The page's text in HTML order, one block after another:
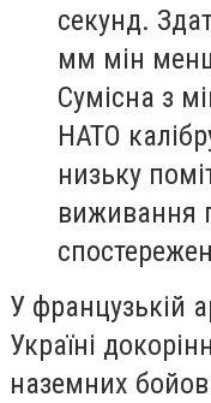
секунд.
мм мін
Сумісна з
НАТО
низьку
виживання
У французькій
Україні
наземних